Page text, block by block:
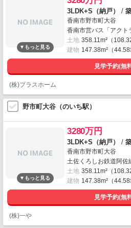
3LDK+S（納戸） /
香南市野市町大谷
香南市営バス「アクト
土地 358.11m²（
建物 147.38m²（44.58
見学予約(無
(株)プラスホーム
野市町大谷（のいち駅）
3280万円
3LDK+S（納戸） /
香南市野市町大谷
土佐くろしお鉄道阿佐
土地 358.11m²（
建物 147.38m²（44.58
見学予約(無
(株)一や